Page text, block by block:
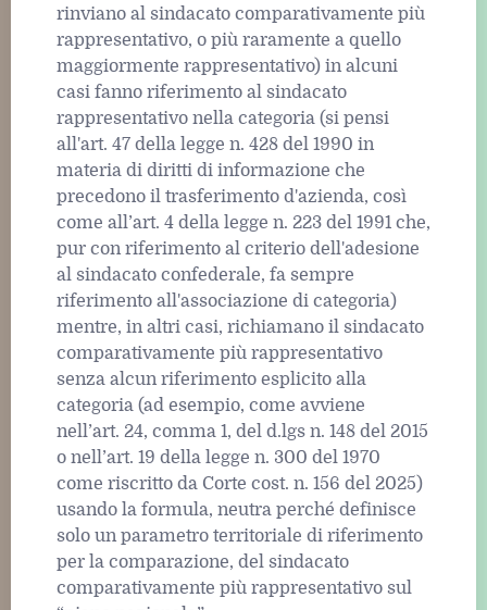
rinviano al sindacato comparativamente più
rappresentativo, o più raramente a quello
maggiormente rappresentativo) in alcuni
casi fanno riferimento al sindacato
rappresentativo nella categoria (si pensi
all'art. 47 della legge n. 428 del 1990 in
materia di diritti di informazione che
precedono il trasferimento d'azienda, così
come all’art. 4 della legge n. 223 del 1991 che,
pur con riferimento al criterio dell'adesione
al sindacato confederale, fa sempre
riferimento all'associazione di categoria)
mentre, in altri casi, richiamano il sindacato
comparativamente più rappresentativo
senza alcun riferimento esplicito alla
categoria (ad esempio, come avviene
nell’art. 24, comma 1, del d.lgs n. 148 del 2015
o nell’art. 19 della legge n. 300 del 1970
come riscritto da Corte cost. n. 156 del 2025)
usando la formula, neutra perché definisce
solo un parametro territoriale di riferimento
per la comparazione, del sindacato
comparativamente più rappresentativo sul